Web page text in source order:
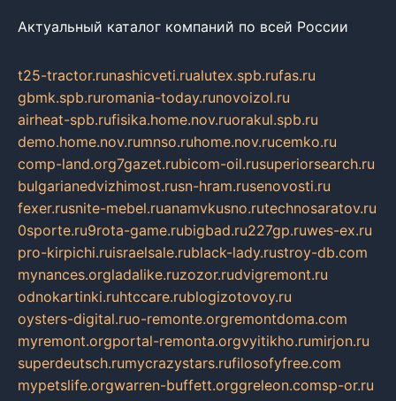
Актуальный каталог компаний по всей России
t25-tractor.runashicveti.rualutex.spb.rufas.ru
gbmk.spb.ruromania-today.runovoizol.ru
airheat-spb.rufisika.home.nov.ruorakul.spb.ru
demo.home.nov.rumnso.ruhome.nov.rucemko.ru
comp-land.org7gazet.rubicom-oil.rusuperiorsearch.ru
bulgarianedvizhimost.rusn-hram.rusenovosti.ru
fexer.rusnite-mebel.ruanamvkusno.rutechnosaratov.ru
0sporte.ru9rota-game.rubigbad.ru227gp.ruwes-ex.ru
pro-kirpichi.ruisraelsale.rublack-lady.rustroy-db.com
mynances.orgladalike.ruzozor.rudvigremont.ru
odnokartinki.ruhtccare.rublogizotovoy.ru
oysters-digital.ruo-remonte.orgremontdoma.com
myremont.orgportal-remonta.orgvyitikho.rumirjon.ru
superdeutsch.rumycrazystars.rufilosofyfree.com
mypetslife.orgwarren-buffett.orggreleon.comsp-or.ru